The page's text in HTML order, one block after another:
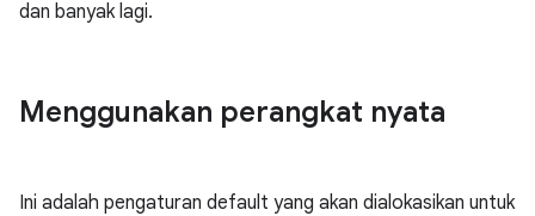
dan banyak lagi.
Menggunakan perangkat nyata
Ini adalah pengaturan default yang akan dialokasikan untuk